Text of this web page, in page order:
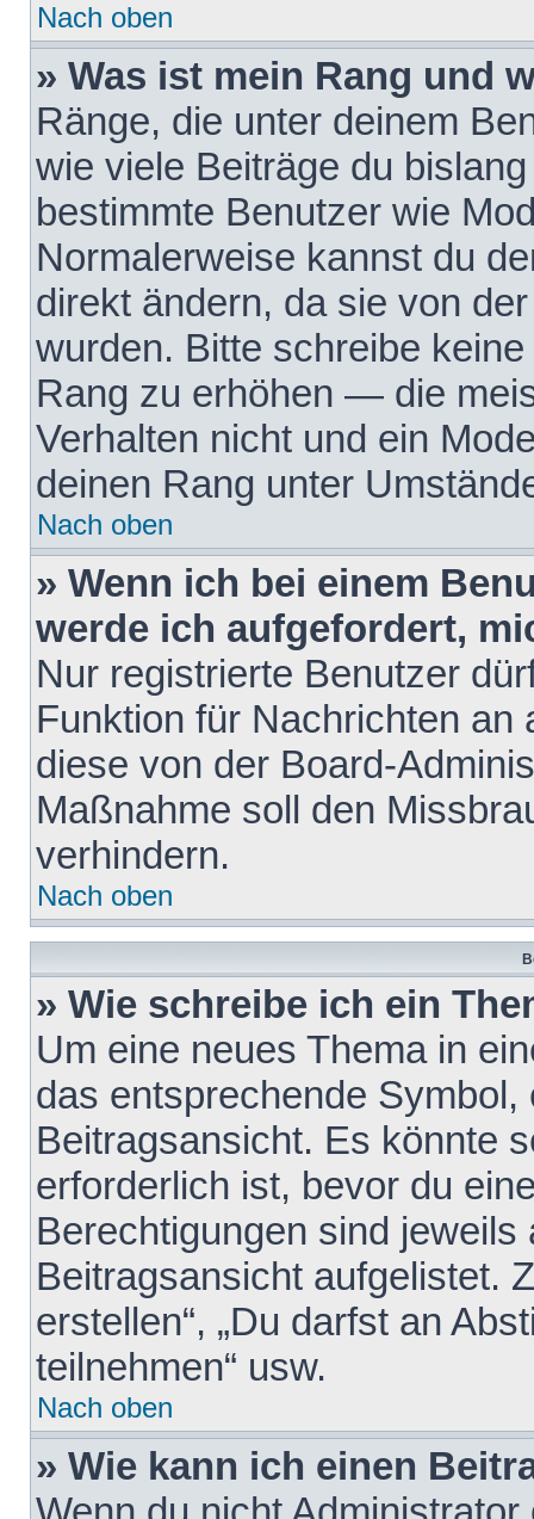
Nach oben
» Was ist mein Rang und
Ränge, die unter deinem
wie viele Beiträge du
bestimmte Benutzer wie
Normalerweise kannst du
direkt ändern, da sie von
wurden. Bitte schreibe
Rang zu erhöhen — die
Verhalten nicht und ein
deinen Rang unter
Nach oben
» Wenn ich bei einem
werde ich aufgefordert,
Nur registrierte Benutzer
Funktion für Nachrichten
diese von der Board-
Maßnahme soll den
verhindern.
Nach oben
» Wie schreibe ich ein
Um eine neues Thema in
das entsprechende
Beitragsansicht. Es könnte
erforderlich ist, bevor du
Berechtigungen sind
Beitragsansicht aufgelistet.
erstellen“, „Du darfst an
teilnehmen“ usw.
Nach oben
» Wie kann ich einen